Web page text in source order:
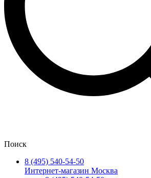
Поиск
8 (495) 540-54-50
Интернет-магазин Москва